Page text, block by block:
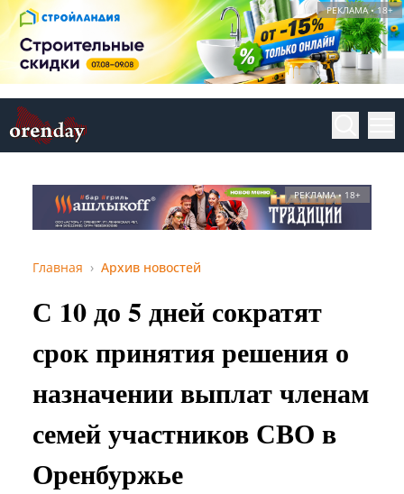
РЕКЛАМА • 18+
РЕКЛАМА • 18+
Главная Архив новостей
С 10 до 5 дней сократят
срок принятия решения о
назначении выплат членам
семей участников СВО в
Оренбуржье